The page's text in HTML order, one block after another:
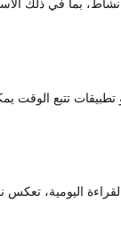
بما في ذلك
تطبيقات تتبع الوقت
اليومية،